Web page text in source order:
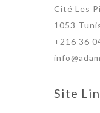
Cité Les
1053
+216 36
Site